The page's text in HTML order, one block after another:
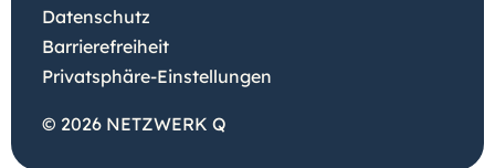
Datenschutz
Barrierefreiheit
Privatsphäre-Einstellungen
© 2026 NETZWERK Q